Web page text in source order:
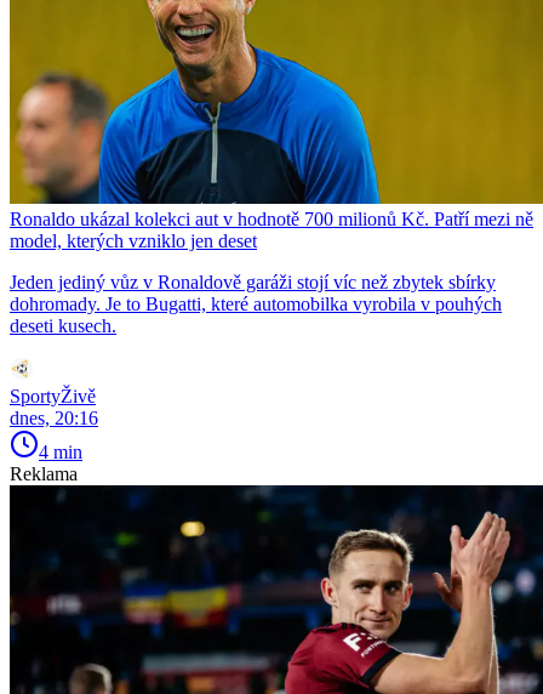
Ronaldo ukázal kolekci aut v hodnotě 700 milionů Kč. Patří mezi ně
model, kterých vzniklo jen deset
Jeden jediný vůz v Ronaldově garáži stojí víc než zbytek sbírky
dohromady. Je to Bugatti, které automobilka vyrobila v pouhých
deseti kusech.
SportyŽivě
dnes, 20:16
4 min
Reklama